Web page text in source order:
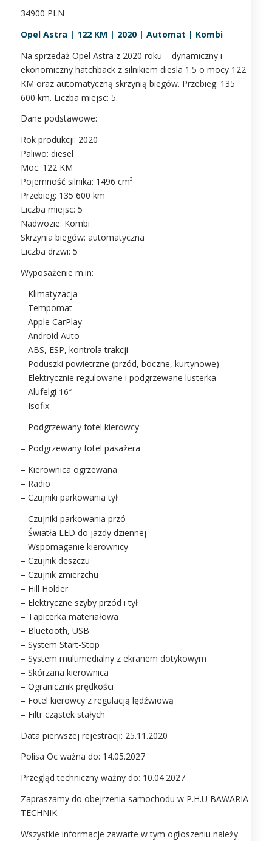
34900 PLN
Opel Astra | 122 KM | 2020 | Automat | Kombi
Na sprzedaż Opel Astra z 2020 roku – dynamiczny i
ekonomiczny hatchback z silnikiem diesla 1.5 o mocy 122
KM oraz automatyczną skrzynią biegów. Przebieg: 135
600 km. Liczba miejsc: 5.
Dane podstawowe:
Rok produkcji: 2020
Paliwo: diesel
Moc: 122 KM
Pojemność silnika: 1496 cm³
Przebieg: 135 600 km
Liczba miejsc: 5
Nadwozie: Kombi
Skrzynia biegów: automatyczna
Liczba drzwi: 5
Wyposażenie m.in:
– Klimatyzacja
– Tempomat
– Apple CarPlay
– Android Auto
– ABS, ESP, kontrola trakcji
– Poduszki powietrzne (przód, boczne, kurtynowe)
– Elektrycznie regulowane i podgrzewane lusterka
– Alufelgi 16″
– Isofix
– Podgrzewany fotel kierowcy
– Podgrzewany fotel pasażera
– Kierownica ogrzewana
– Radio
– Czujniki parkowania tył
– Czujniki parkowania przó
– Światła LED do jazdy dziennej
– Wspomaganie kierownicy
– Czujnik deszczu
– Czujnik zmierzchu
– Hill Holder
– Elektryczne szyby przód i tył
– Tapicerka materiałowa
– Bluetooth, USB
– System Start-Stop
– System multimedialny z ekranem dotykowym
– Skórzana kierownica
– Ogranicznik prędkości
– Fotel kierowcy z regulacją lędźwiową
– Filtr cząstek stałych
Data pierwszej rejestracji: 25.11.2020
Polisa Oc ważna do: 14.05.2027
Przegląd techniczny ważny do: 10.04.2027
Zapraszamy do obejrzenia samochodu w P.H.U BAWARIA-
TECHNIK.
Wszystkie informacje zawarte w tym ogłoszeniu należy